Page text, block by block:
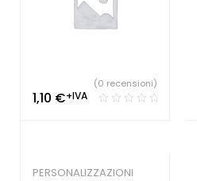
1,10 €+IVA
(0 recensioni)
PERSONALIZZAZIONI